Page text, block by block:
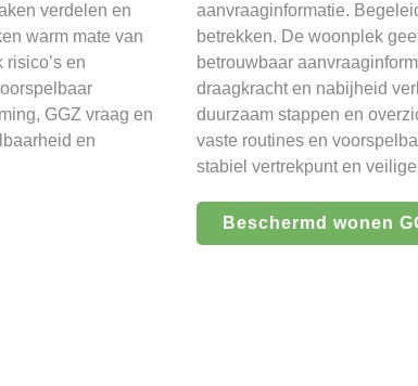
verdelen en
warm mate van
en
GGZ vraag en
en
aanvraaginformatie.
betrekken. De woonplek
betrouwbaar
draagkracht en nabijheid
duurzaam stappen en
vaste routines en
stabiel vertrekpunt en
Beschermd wonen